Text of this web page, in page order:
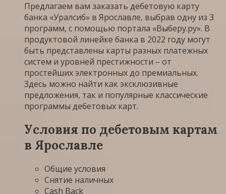
Предлагаем вам заказать дебетовую карту
банка «Уралсиб» в Ярославле, выбрав одну из 3
программ, с помощью портала «Выберу.ру». В
продуктовой линейке банка в 2022 году могут
быть представлены карты разных платежных
систем и уровней престижности – от
простейших электронных до премиальных.
Здесь можно найти как эксклюзивные
предложения, так и популярные классические
программы дебетовых карт.
Условия по дебетовым картам
в Ярославле
Общие условия
Снятие наличных
Cash Back